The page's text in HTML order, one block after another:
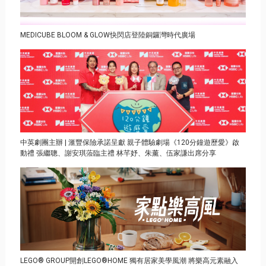
MEDICUBE BLOOM & GLOW快閃店登陸銅鑼灣時代廣場
中英劇團主辦 | 滙豐保險承諾呈獻 親子體驗劇場《120分鐘遊歷愛》啟
動禮 張繼聰、謝安琪蒞臨主禮 林芊妤、朱薰、伍家謙出席分享
LEGO® GROUP開創LEGO®HOME 獨有居家美學風潮 將樂高元素融入